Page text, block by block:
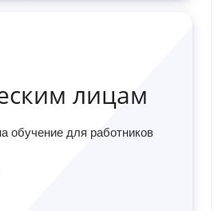
лицам
обучение для работников